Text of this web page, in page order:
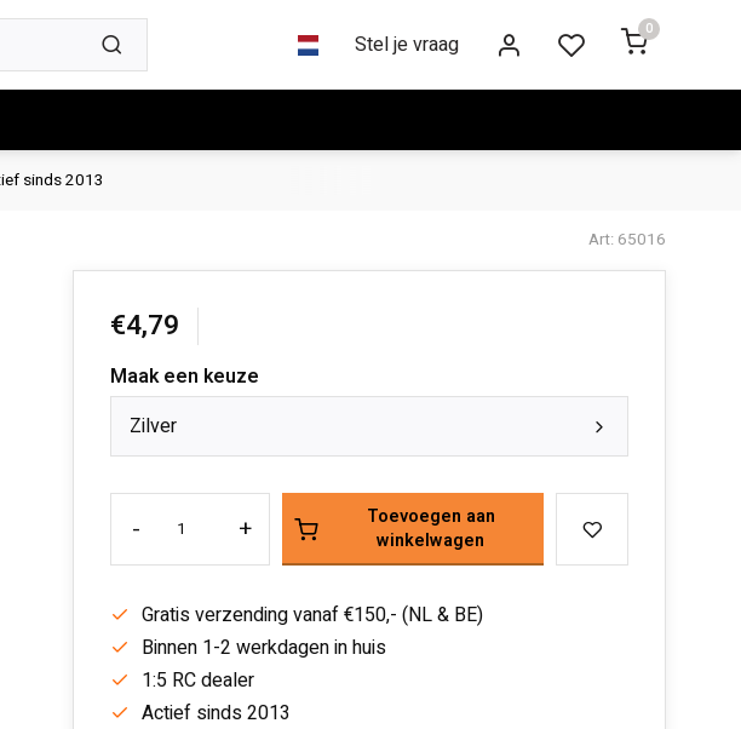
Stel je vraag
0
sinds 2013
Art: 65016
€4,79
Maak een keuze
Zilver
- +
Toevoegen aan
winkelwagen
Gratis verzending vanaf €150,- (NL & BE)
Binnen 1-2 werkdagen in huis
1:5 RC dealer
Actief sinds 2013